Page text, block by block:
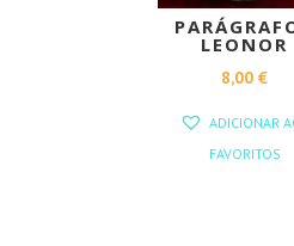
LEONOR
8,00€
ADICIONAR
FAVORITOS